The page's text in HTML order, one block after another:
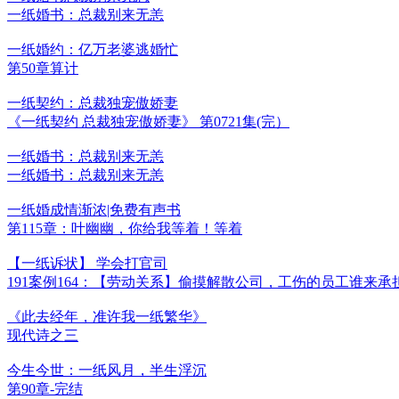
一纸婚书：总裁别来无恙
一纸婚约：亿万老婆逃婚忙
第50章算计
一纸契约：总裁独宠傲娇妻
《一纸契约 总裁独宠傲娇妻》 第0721集(完）
一纸婚书：总裁别来无恙
一纸婚书：总裁别来无恙
一纸婚成情渐浓|免费有声书
第115章：叶幽幽，你给我等着！等着
【一纸诉状】 学会打官司
191案例164：【劳动关系】偷摸解散公司，工伤的员工谁来承
《此去经年，准许我一纸繁华》
现代诗之三
今生今世：一纸风月，半生浮沉
第90章-完结